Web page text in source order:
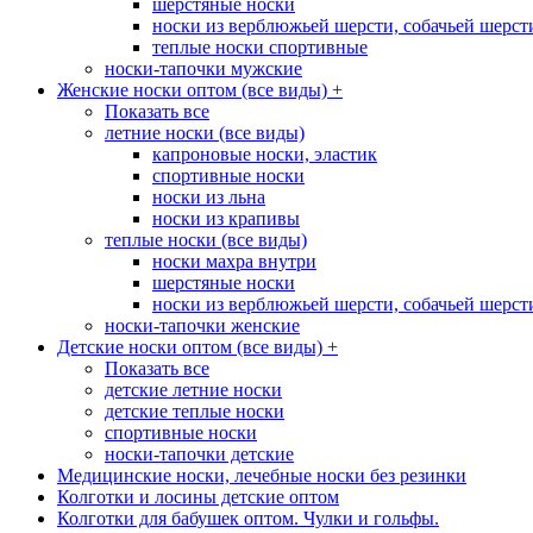
шерстяные носки
носки из верблюжьей шерсти, собачьей
теплые носки спортивные
носки-тапочки мужские
Женские носки оптом (все виды) +
Показать все
летние носки (все виды)
капроновые носки, эластик
спортивные носки
носки из льна
носки из крапивы
теплые носки (все виды)
носки махра внутри
шерстяные носки
носки из верблюжьей шерсти, собачьей
носки-тапочки женские
Детские носки оптом (все виды) +
Показать все
детские летние носки
детские теплые носки
спортивные носки
носки-тапочки детские
Медицинские носки, лечебные носки без резинки
Колготки и лосины детские оптом
Колготки для бабушек оптом. Чулки и гольфы.